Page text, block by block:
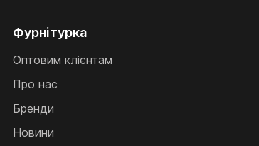
Фурнітурка
Оптовим клієнтам
Про нас
Бренди
Новини